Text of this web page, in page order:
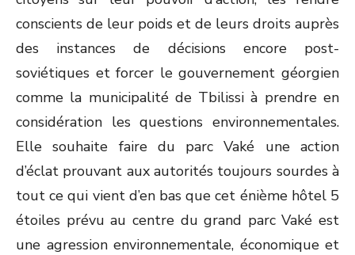
conscients de leur poids et de leurs droits auprès
des instances de décisions encore post-
soviétiques et forcer le gouvernement géorgien
comme la municipalité de Tbilissi à prendre en
considération les questions environnementales.
Elle souhaite faire du parc Vaké une action
d’éclat prouvant aux autorités toujours sourdes à
tout ce qui vient d’en bas que cet énième hôtel 5
étoiles prévu au centre du grand parc Vaké est
une agression environnementale, économique et